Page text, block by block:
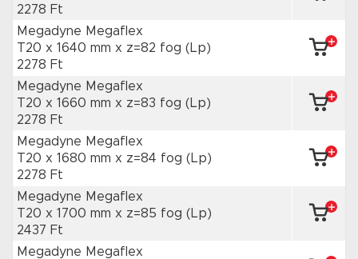
2278 Ft
Megadyne Megaflex
T20 x 1640 mm x z=82 fog (Lp)
2278 Ft
Megadyne Megaflex
T20 x 1660 mm x z=83 fog (Lp)
2278 Ft
Megadyne Megaflex
T20 x 1680 mm x z=84 fog (Lp)
2278 Ft
Megadyne Megaflex
T20 x 1700 mm x z=85 fog (Lp)
2437 Ft
Megadyne Megaflex